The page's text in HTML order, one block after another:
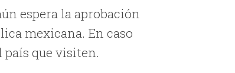
espera la aprobación
mexicana. En caso
país que visiten.